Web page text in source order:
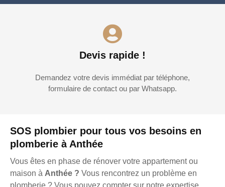
SOS plombier pour tous vos besoins en
plomberie à Anthée
Vous êtes en phase de rénover votre appartement ou
maison à Anthée ? Vous rencontrez un problème en
Devis rapide !
Demandez votre devis immédiat par téléphone,
formulaire de contact ou par Whatsapp.